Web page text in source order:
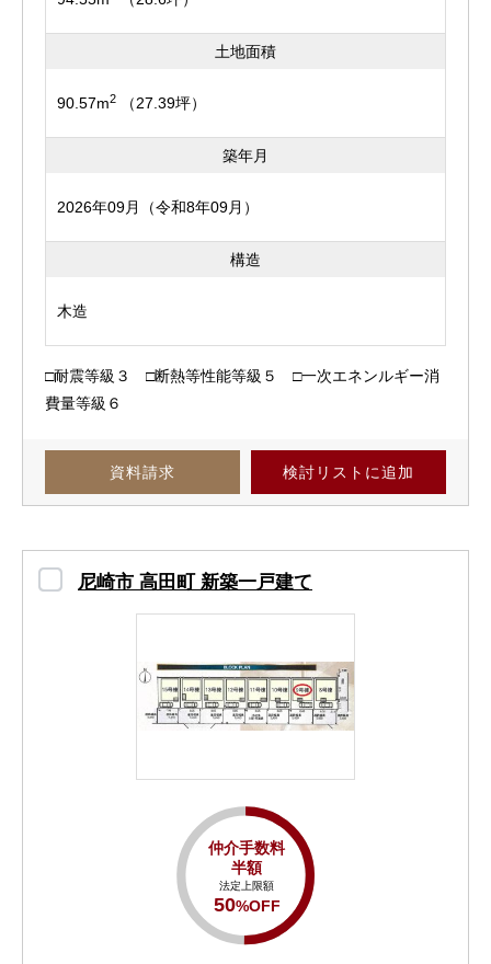
土地面積
90.57m2 （27.39坪）
築年月
2026年09月（令和8年09月）
構造
木造
資料請求 検討リスト に追加
□耐震等級３ □断熱等性能等級５ □一次エネンルギー消
費量等級６
尼崎市 高田町 新築一戸建て
仲介手数料
半額
法定上限額
50%OFF